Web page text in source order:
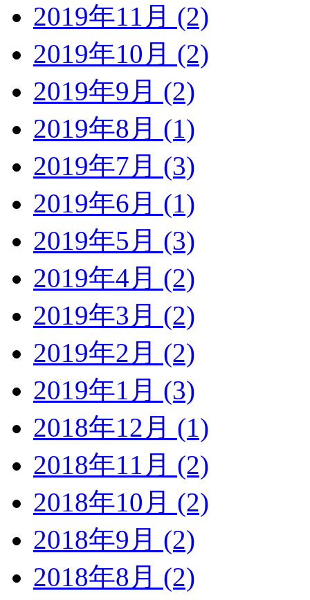
2019年11月 (2)
2019年10月 (2)
2019年9月 (2)
2019年8月 (1)
2019年7月 (3)
2019年6月 (1)
2019年5月 (3)
2019年4月 (2)
2019年3月 (2)
2019年2月 (2)
2019年1月 (3)
2018年12月 (1)
2018年11月 (2)
2018年10月 (2)
2018年9月 (2)
2018年8月 (2)